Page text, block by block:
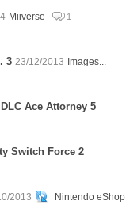
Miiverse 1
3 23/12/2013 Images...
Ace Attorney 5
Switch Force 2
2013 Nintendo eShop